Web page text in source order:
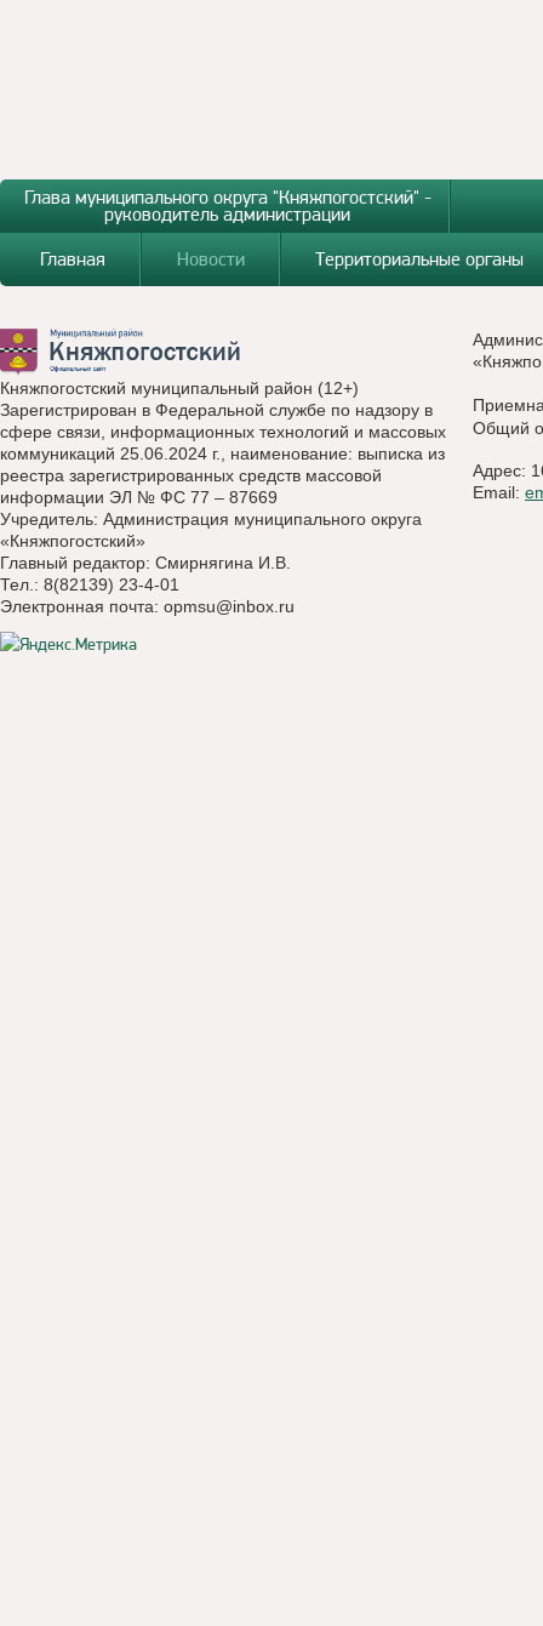
Глава муниципального округа "Княжпогостский" -
руководитель администрации
Главная
Новости Территориальные органы
Княжпогостский муниципальный район (12+)
Зарегистрирован в Федеральной службе по надзору в
сфере связи, информационных технологий и массовых
коммуникаций 25.06.2024 г., наименование: выписка из
реестра зарегистрированных средств массовой
информации ЭЛ № ФС 77 – 87669
Учредитель: Администрация муниципального округа
«Княжпогостский»
Главный редактор: Смирнягина И.В.
Тел.: 8(82139) 23-4-01
Электронная почта: opmsu@inbox.ru
Общий
Адрес:
Email: